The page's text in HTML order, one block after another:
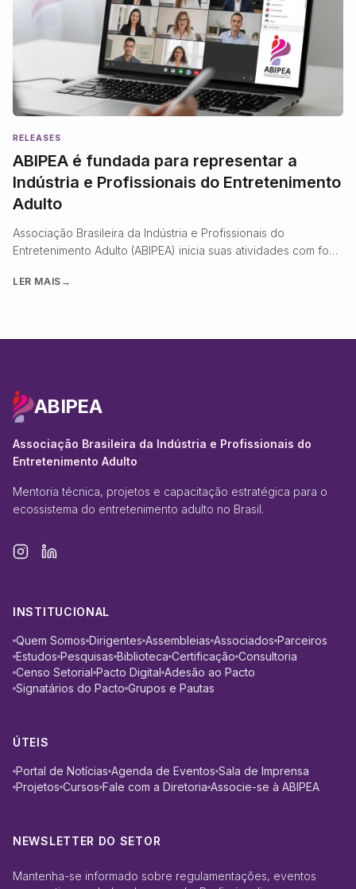
RELEASES
ABIPEA é fundada para representar a
Indústria e Profissionais do Entretenimento
Adulto
Associação Brasileira da Indústria e Profissionais do
Entretenimento Adulto (ABIPEA) inicia suas atividades com foco
do setor.
LER MAIS →
ABIPEA
Associação Brasileira da Indústria e Profissionais do
Entretenimento Adulto
Mentoria técnica, projetos e capacitação estratégica para o
ecossistema do entretenimento adulto no Brasil.
INSTITUCIONAL
Quem Somos Dirigentes Assembleias Associados Parceiros
Estudos Pesquisas Biblioteca Certificação Consultoria
Censo Setorial Pacto Digital Adesão ao Pacto
Signatários do Pacto Grupos e Pautas
ÚTEIS
Portal de Notícias Agenda de Eventos Sala de Imprensa
Projetos Cursos Fale com a Diretoria Associe-se à ABIPEA
NEWSLETTER DO SETOR
Mantenha-se informado sobre regulamentações, eventos